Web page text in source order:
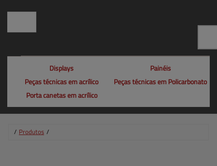
Displays
Painéis
Peças técnicas em acrílico
Peças técnicas em Policarbonato
Porta canetas em acrílico
/ Produtos /